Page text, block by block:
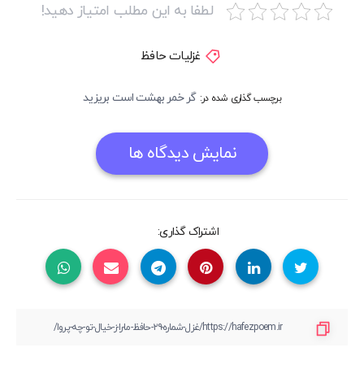
لطفا به این مطلب امتیاز دهید!
غزلیات حافظ
برچسب گذاری شده در: گر خمر بهشت است بریزید
نمایش دیدگاه ها
اشتراک گذاری: